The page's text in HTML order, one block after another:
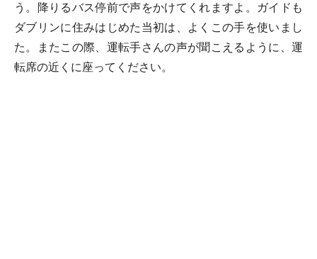
う。降りるバス停前で声をかけてくれますよ。ガイドも
ダブリンに住みはじめた当初は、よくこの手を使いまし
た。またこの際、運転手さんの声が聞こえるように、運
転席の近くに座ってください。